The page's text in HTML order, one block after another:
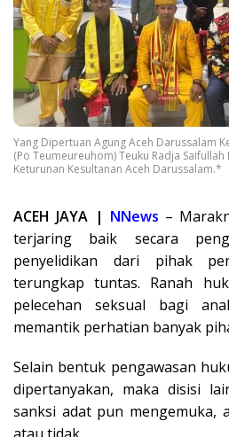
Yang Dipertuan Agung Aceh Darussalam
(Po Teumeureuhom) Teuku Radja
Keturunan Kesultanan Aceh Darussalam.*
ACEH JAYA | NNews –
terjaring baik secara
penyelidikan dari pihak
terungkap tuntas. Ranah
pelecehan seksual bagi
memantik perhatian banyak
Selain bentuk pengawasan
dipertanyakan, maka disisi
sanksi adat pun mengemuka,